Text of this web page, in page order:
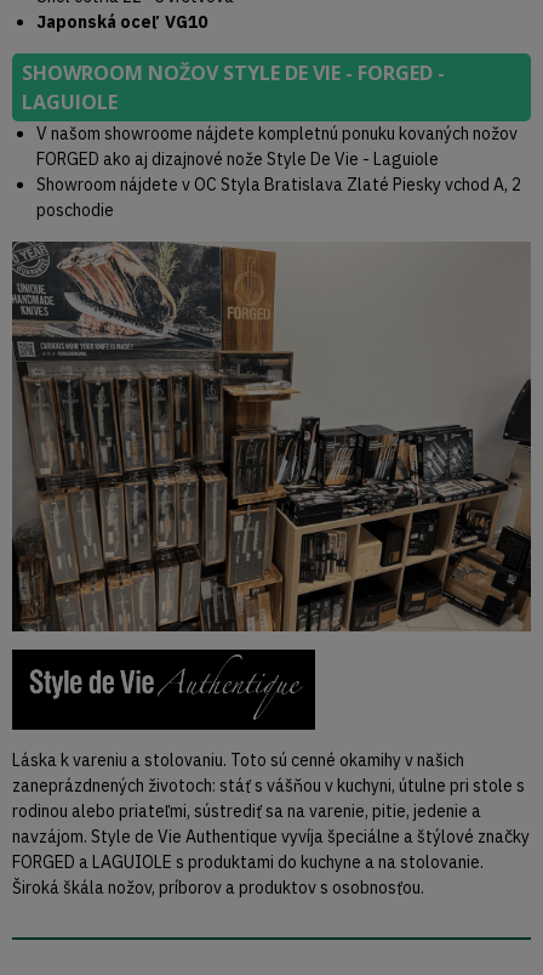
Japonská oceľ VG10
SHOWROOM NOŽOV STYLE DE VIE - FORGED -
LAGUIOLE
V našom showroome nájdete kompletnú ponuku kovaných nožov
FORGED ako aj dizajnové nože Style De Vie - Laguiole
Showroom nájdete v OC Styla Bratislava Zlaté Piesky vchod A, 2
poschodie
Láska k vareniu a stolovaniu. Toto sú cenné okamihy v našich
zaneprázdnených životoch: stáť s vášňou v kuchyni, útulne pri stole s
rodinou alebo priateľmi, sústrediť sa na varenie, pitie, jedenie a
navzájom. Style de Vie Authentique vyvíja špeciálne a štýlové značky
FORGED a LAGUIOLE s produktami do kuchyne a na stolovanie.
Široká škála nožov, príborov a produktov s osobnosťou.